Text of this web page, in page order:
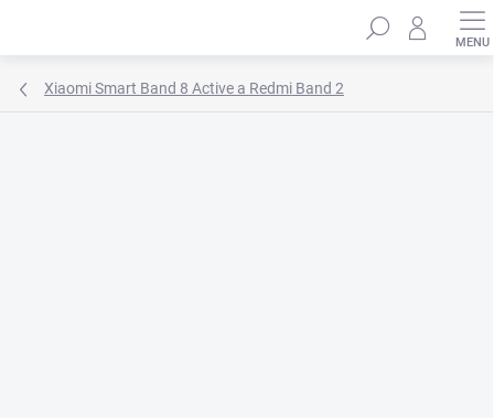
Hledat
Xiaomi Smart Band 8 Active a Redmi Band 2